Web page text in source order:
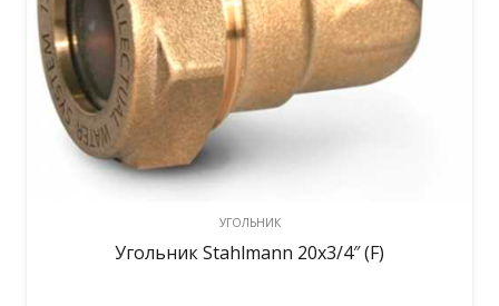
УГОЛЬНИК
Угольник Stahlmann 20х3/4″ (F)